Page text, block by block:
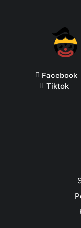
Facebook
Tiktok